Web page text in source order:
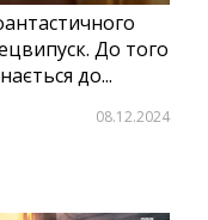
До того
до...
08.12.2024